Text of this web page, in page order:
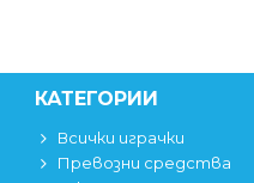
КАТЕГОРИИ
Всички играчки
Превозни средства